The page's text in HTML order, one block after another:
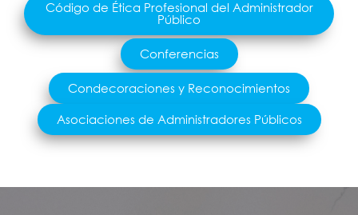
Código de Ética Profesional del Administrador
Público
Conferencias
Condecoraciones y Reconocimientos
Asociaciones de Administradores Públicos